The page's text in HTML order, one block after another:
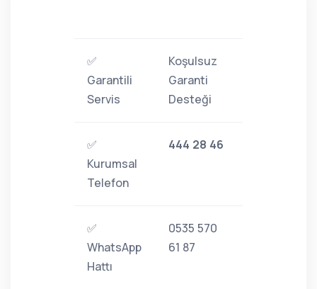
✅
Garantili
Servis
Koşulsuz
Garanti
Desteği
✅
Kurumsal
Telefon
444 28 46
✅
WhatsApp
Hattı
0535 570
61 87